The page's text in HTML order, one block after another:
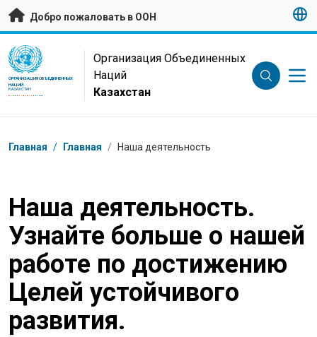
Перейти к основному содержанию
Добро пожаловать в ООН
UN Logo
ОРГАНИЗАЦИЯ ОБЪЕДИНЕННЫХ
НАЦИЙ
КАЗАХСТАН
Организация Объединенных
Наций
Казахстан
Навигационная цепочка
Главная / Главная / Наша деятельность
Наша деятельность.
Узнайте больше о нашей
работе по достижению
Целей устойчивого
развития.